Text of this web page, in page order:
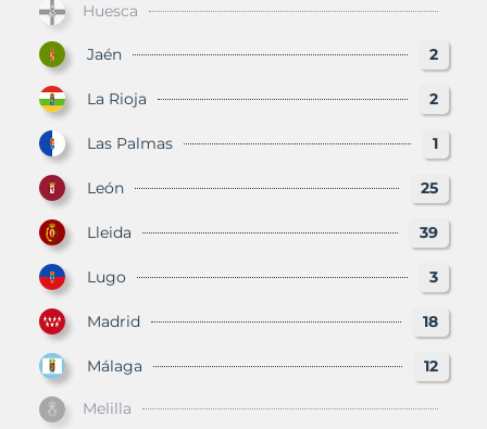
Huesca
Jaén 2
La Rioja 2
Las Palmas 1
León 25
Lleida 39
Lugo 3
Madrid 18
Málaga 12
Melilla